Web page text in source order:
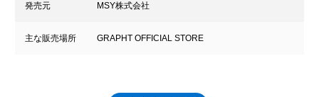
発売元 MSY株式会社
主な販売場所 GRAPHT OFFICIAL STORE